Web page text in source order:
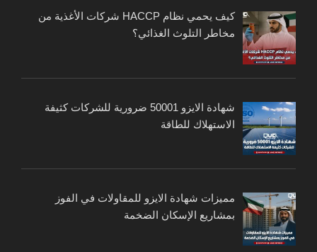
كيف يحمي نظام HACCP شركات الأغذية من
مخاطر التلوث الغذائي؟
شهادة الايزو 50001 ضرورية للشركات كثيفة
الاستهلاك للطاقة
مميزات شهادة الايزو للمقاولات في الفوز
بمشاريع الإسكان الضخمة